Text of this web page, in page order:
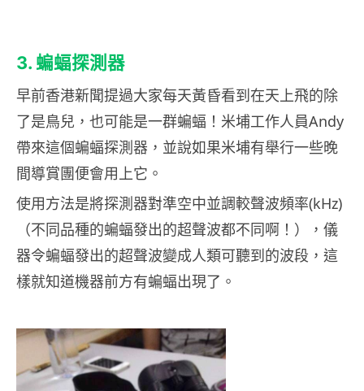
3. 蝙蝠探測器
早前香港新聞提過大家每天黃昏看到在天上飛的除
了是鳥兒，也可能是一群蝙蝠！米埔工作人員Andy
帶來這個蝙蝠探測器，並說如果米埔有舉行一些晚
間導賞團便會用上它。
使用方法是將探測器對準空中並調較聲波頻率(kHz)
（不同品種的蝙蝠發出的超聲波都不同啊！），儀
器令蝙蝠發出的超聲波變成人類可聽到的波段，這
樣就知道機器前方有蝙蝠出現了。